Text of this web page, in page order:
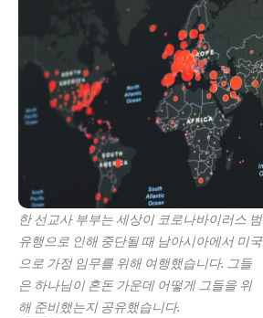
한 선교사 부부는 세상이 코로나바이러스 범
유행으로 인해 중단될 때 남아시아에서 미국
으로 가정 임무를 위해 여행했습니다. 그들
은 하나님이 혼돈 가운데 어떻게 그들을 위
해 준비했는지 공유했습니다.